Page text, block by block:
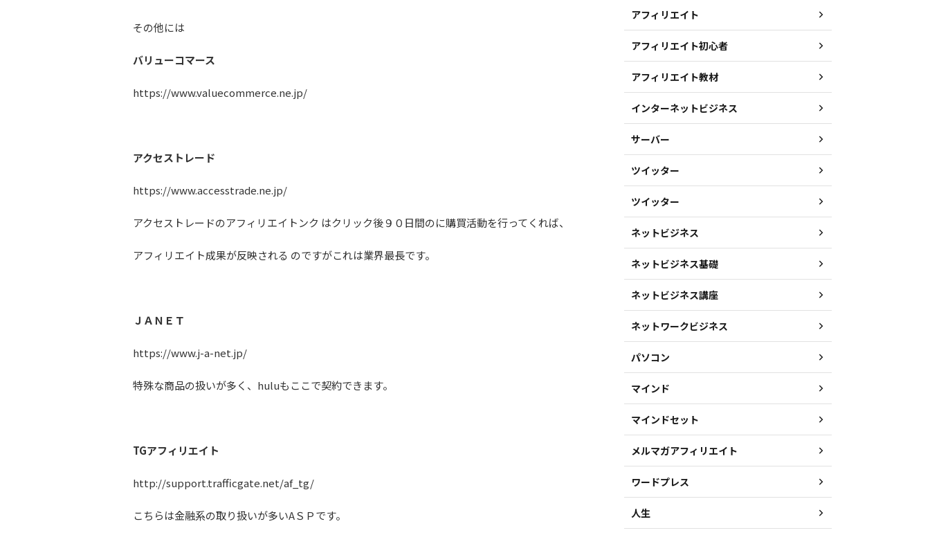
その他には
バリューコマース
https://www.valuecommerce.ne.jp/
アクセストレード
https://www.accesstrade.ne.jp/
アクセストレードのアフィリエイトンク はクリック後９０日間のに購買活動を行ってくれば、
アフィリエイト成果が反映される のですがこれは業界最長です。
ＪＡＮＥＴ
https://www.j-a-net.jp/
特殊な商品の扱いが多く、huluもここで契約できます。
TGアフィリエイト
http://support.trafficgate.net/af_tg/
こちらは金融系の取り扱いが多いAＳＰです。
アフィリエイト
アフィリエイト初心者
アフィリエイト教材
インターネットビジネス
サーバー
ツイッター
ツイッター
ネットビジネス
ネットビジネス基礎
ネットビジネス講座
ネットワークビジネス
パソコン
マインド
マインドセット
メルマガアフィリエイト
ワードプレス
人生